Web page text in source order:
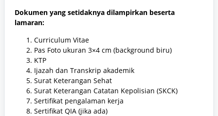
Dokumen yang setidaknya dilampirkan beserta
lamaran:
Curriculum Vitae
Pas Foto ukuran 3×4 cm (background biru)
KTP
Ijazah dan Transkrip akademik
Surat Keterangan Sehat
Surat Keterangan Catatan Kepolisian (SKCK)
Sertifikat pengalaman kerja
Sertifikat QIA (jika ada)